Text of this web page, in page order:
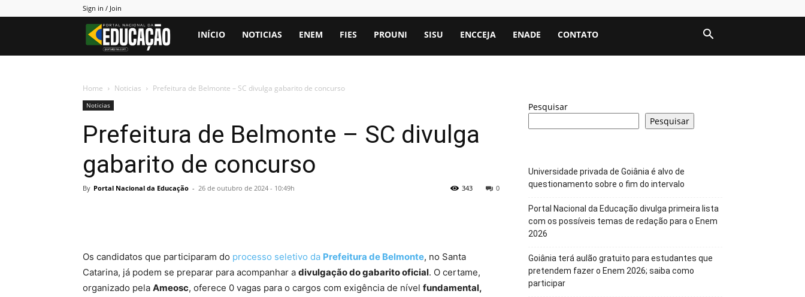
Sign in / Join
Portal
INÍCIO NOTICIAS ENEM FIES PROUNI SISU ENCCEJA ENADE CONTATO
Home Noticias Prefeitura de Belmonte – SC divulga gabarito de concurso
Noticias
Prefeitura de Belmonte – SC divulga
gabarito de concurso
By Portal Nacional da Educação - 26 de outubro de 2024 - 10:49h 0
343
Os candidatos que participaram do processo seletivo da Prefeitura de Belmonte, no Santa
Catarina, já podem se preparar para acompanhar a divulgação do gabarito oficial. O certame,
organizado pela Ameosc, oferece 0 vagas para o cargos com exigência de nível fundamental,
Pesquisar
Pesquisar
Universidade privada de Goiânia é alvo de
questionamento sobre o fim do intervalo
Portal Nacional da Educação divulga primeira lista
com os possíveis temas de redação para o Enem
2026
Goiânia terá aulão gratuito para estudantes que
pretendem fazer o Enem 2026; saiba como
participar